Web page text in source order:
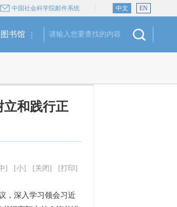
中国社会科学院邮件系统 中文 EN
图书馆
立和践行正
] [小] [关闭] [打印]
，深入学习领会习近